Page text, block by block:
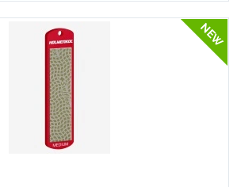
NEW